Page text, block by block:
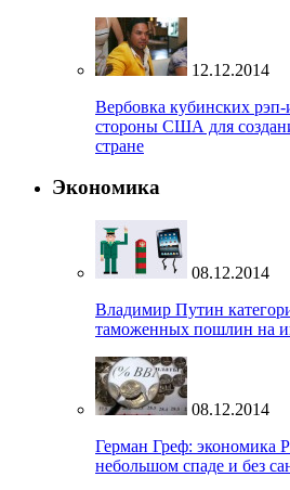
12.12.2014
Вербовка кубинских
стороны США для
стране
Экономика
08.12.2014
Владимир Путин
таможенных пошлин на
08.12.2014
Герман Греф: экономика
небольшом спаде и без